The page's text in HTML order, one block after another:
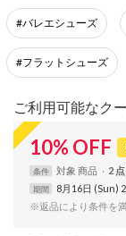
#バレエシューズ
#フラットシューズ
ご利用可能なク
10% OFF
条件 対象 商品 2
期間 8月16日 (Sun)
※返品により条件を